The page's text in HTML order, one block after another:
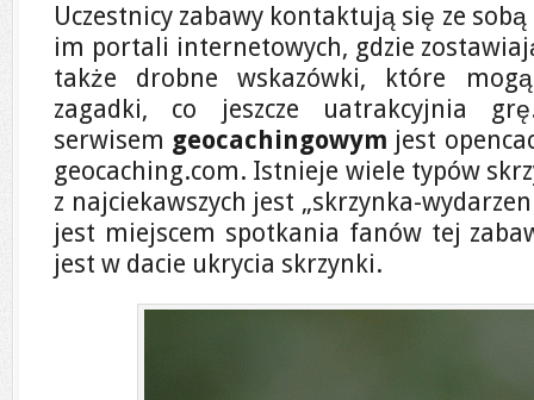
Uczestnicy zabawy kontaktują się ze
im portali internetowych, gdzie
także drobne wskazówki, które
zagadki, co jeszcze uatrakcyjnia
serwisem geocachingowym jest
geocaching.com. Istnieje wiele typów
z najciekawszych jest „skrzynka-
jest miejscem spotkania fanów tej
jest w dacie ukrycia skrzynki.